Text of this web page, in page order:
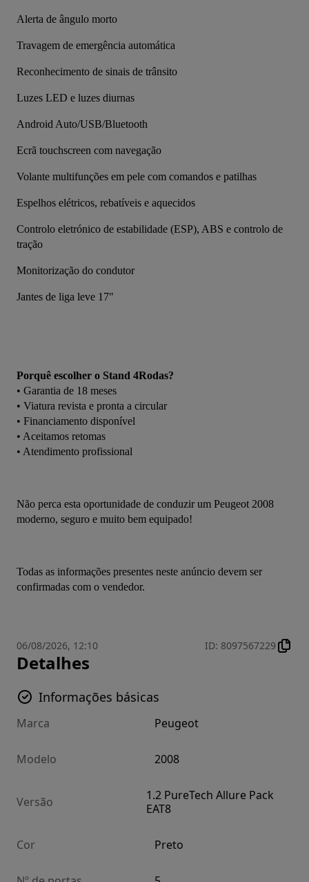
Alerta de ângulo morto
Travagem de emergência automática
Reconhecimento de sinais de trânsito
Luzes LED e luzes diurnas
Android Auto/USB/Bluetooth
Ecrã touchscreen com navegação
Volante multifunções em pele com comandos e patilhas
Espelhos elétricos, rebatíveis e aquecidos
Controlo eletrónico de estabilidade (ESP), ABS e controlo de
tração
Monitorização do condutor
Jantes de liga leve 17"
Porquê escolher o Stand 4Rodas?
• Garantia de 18 meses
• Viatura revista e pronta a circular
• Financiamento disponível
• Aceitamos retomas
• Atendimento profissional
Não perca esta oportunidade de conduzir um Peugeot 2008
moderno, seguro e muito bem equipado!
Todas as informações presentes neste anúncio devem ser
confirmadas com o vendedor.
06/08/2026, 12:10 ID: 8097567229
Detalhes
Informações básicas
Marca Peugeot
Modelo 2008
Versão
1.2 PureTech Allure Pack
EAT8
Cor Preto